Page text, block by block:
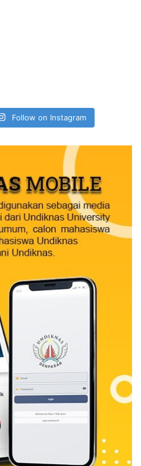
Follow on Instagram